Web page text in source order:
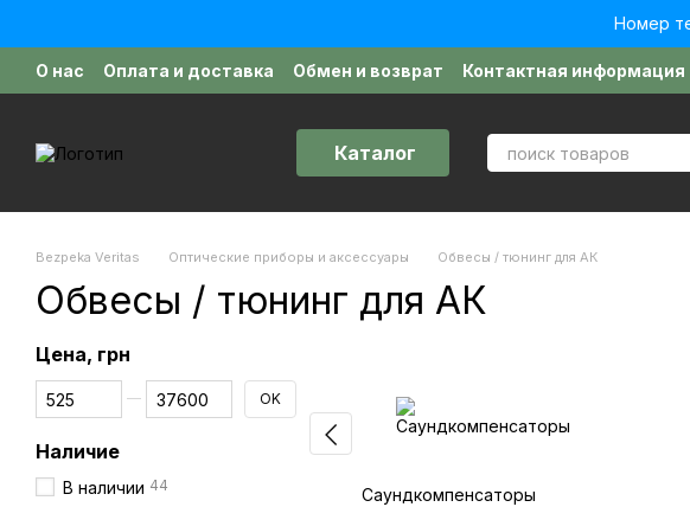
Номер
О нас Оплата и доставка Обмен и возврат Контактная информация
Отзывы о магазине
Договор публичной оферты
Каталог
Bezpeka Veritas Оптические приборы и аксессуары Обвесы / тюнинг для АК
Обвесы / тюнинг для АК
Саундкомпенсаторы
Цена, грн
От Цена, грн
До Цена, грн OK
Наличие
В наличии 44